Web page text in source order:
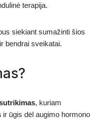
terapija.
siekiant sumažinti šios
bendrai sveikatai.
, kuriam
ir ūgis dėl augimo hormono